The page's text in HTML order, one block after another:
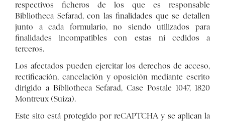
respectivos ficheros de los que es responsable
Bibliotheca Sefarad, con las finalidades que se detallen
junto a cada formulario, no siendo utilizados para
finalidades incompatibles con estas ni cedidos a
terceros.
Los afectados pueden ejercitar los derechos de acceso,
rectificación, cancelación y oposición mediante escrito
dirigido a Bibliotheca Sefarad, Case Postale 1047, 1820
Montreux (Suiza).
Este sito está protegido por reCAPTCHA y se aplican la